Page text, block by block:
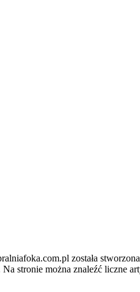
została
stronie można znaleźć liczne